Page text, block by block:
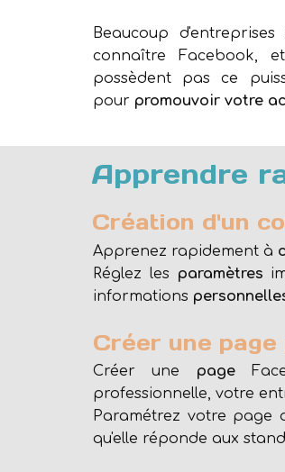
Beaucoup
connaître Facebook,
possèdent pas ce
pour promouvoir votre
Apprendre
Création d'un
Apprenez rapidement à
Réglez les paramètres
informations
Créer une
Créer une page
professionnelle, votre
Paramétrez votre page
qu'elle réponde aux